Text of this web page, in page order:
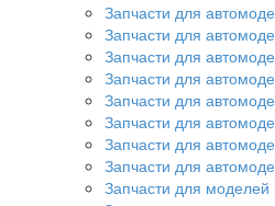
Запчасти для
Запчасти для
Запчасти для
Запчасти для
Запчасти для
Запчасти для
Запчасти для
Запчасти для
Запчасти для